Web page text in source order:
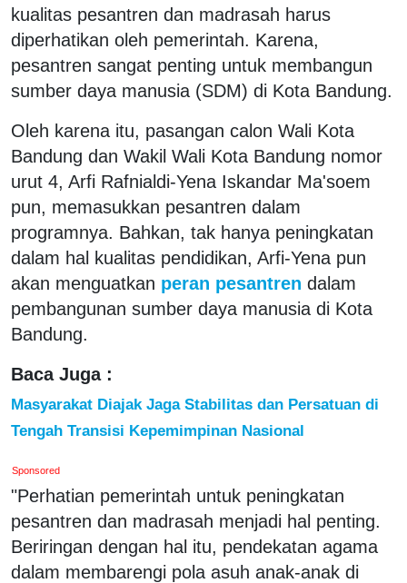
kualitas pesantren dan madrasah harus
diperhatikan oleh pemerintah. Karena,
pesantren sangat penting untuk membangun
sumber daya manusia (SDM) di Kota Bandung.
Oleh karena itu, pasangan calon Wali Kota
Bandung dan Wakil Wali Kota Bandung nomor
urut 4, Arfi Rafnialdi-Yena Iskandar Ma'soem
pun, memasukkan pesantren dalam
programnya. Bahkan, tak hanya peningkatan
dalam hal kualitas pendidikan, Arfi-Yena pun
akan menguatkan peran pesantren dalam
pembangunan sumber daya manusia di Kota
Bandung.
Baca Juga :
Masyarakat Diajak Jaga Stabilitas dan Persatuan di
Tengah Transisi Kepemimpinan Nasional
Sponsored
"Perhatian pemerintah untuk peningkatan
pesantren dan madrasah menjadi hal penting.
Beriringan dengan hal itu, pendekatan agama
dalam membarengi pola asuh anak-anak di